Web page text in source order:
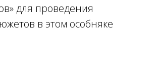
для проведения
в этом особняке